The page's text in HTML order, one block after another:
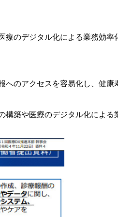
のデジタル化による業務効率
へのアクセスを容易化し、健康
構築や医療のデジタル化による